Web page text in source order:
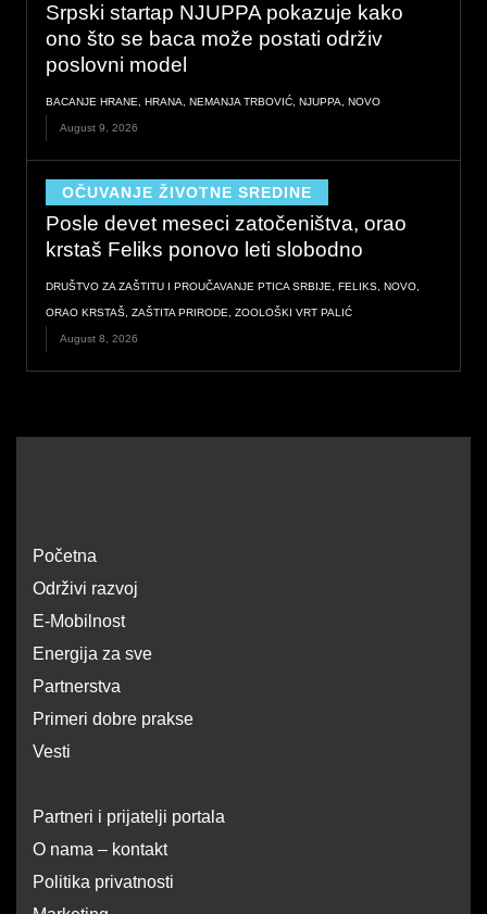
Srpski startap NJUPPA pokazuje kako
ono što se baca može postati održiv
poslovni model
BACANJE HRANE HRANA NEMANJA TRBOVIĆ NJUPPA NOVO
August 9, 2026
OČUVANJE ŽIVOTNE SREDINE
Posle devet meseci zatočeništva, orao
krstaš Feliks ponovo leti slobodno
DRUŠTVO ZA ZAŠTITU I PROUČAVANJE PTICA SRBIJE FELIKS NOVO
ORAO KRSTAŠ ZAŠTITA PRIRODE ZOOLOŠKI VRT PALIĆ
August 8, 2026
Početna
Održivi razvoj
E-Mobilnost
Energija za sve
Partnerstva
Primeri dobre prakse
Vesti
Partneri i prijatelji portala
O nama – kontakt
Politika privatnosti